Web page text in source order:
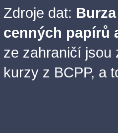
Zdroje dat:
cenných papírů
ze zahraničí jsou
kurzy z BCPP, a